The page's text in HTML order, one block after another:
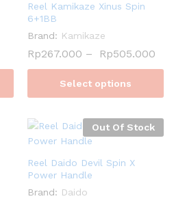
Reel Kamikaze Xinus Spin
6+1BB
Brand: Kamikaze
Rp267.000 – Rp505.000
Select options
Out Of Stock
Reel Daido Devil Spin X
Power Handle
Brand: Daido